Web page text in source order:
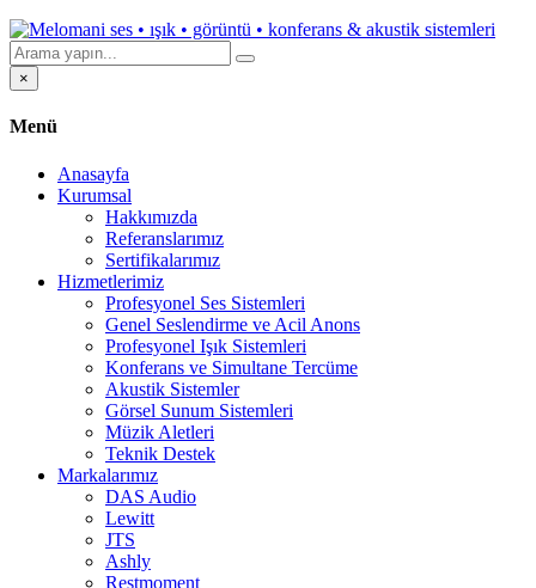
×
Menü
Anasayfa
Kurumsal
Hakkımızda
Referanslarımız
Sertifikalarımız
Hizmetlerimiz
Profesyonel Ses Sistemleri
Genel Seslendirme ve Acil Anons
Profesyonel Işık Sistemleri
Konferans ve Simultane Tercüme
Akustik Sistemler
Görsel Sunum Sistemleri
Müzik Aletleri
Teknik Destek
Markalarımız
DAS Audio
Lewitt
JTS
Ashly
Restmoment